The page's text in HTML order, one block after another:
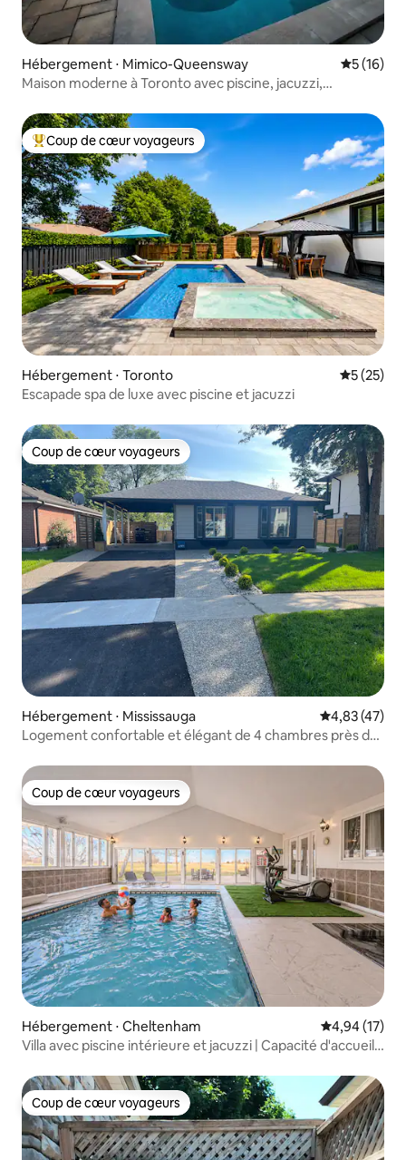
Hébergement ⋅ Mimico-Queensway
5 (16)
Maison moderne à Toronto avec piscine, jacuzzi,
Coups de cœur voyageurs les plus appréciés
Coup de cœur voyageurs
Hébergement ⋅ Toronto
5 (25)
Escapade spa de luxe avec piscine et jacuzzi
Coup de cœur voyageurs
Coup de cœur voyageurs
Hébergement ⋅ Mississauga Évaluation
4,83 (47)
Logement confortable et élégant de 4 chambres près de
Coup de cœur voyageurs
Coup de cœur voyageurs
Hébergement ⋅ Cheltenham Évaluation
4,94 (17)
Villa avec piscine intérieure et jacuzzi | Capacité d'accueil
Coup de cœur voyageurs
Coup de cœur voyageurs